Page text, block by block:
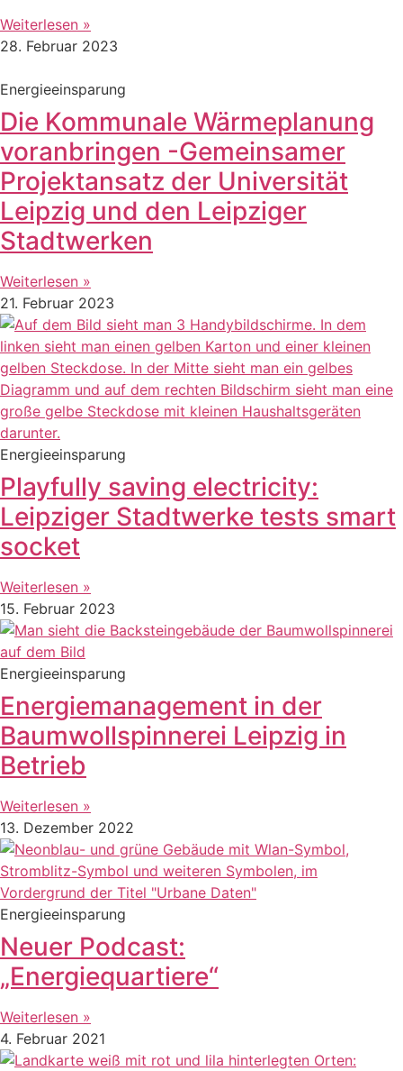
Weiterlesen »
28. Februar 2023
Energieeinsparung
Die Kommunale Wärmeplanung
voranbringen -Gemeinsamer
Projektansatz der Universität
Leipzig und den Leipziger
Stadtwerken
Weiterlesen »
21. Februar 2023
Energieeinsparung
Playfully saving electricity:
Leipziger Stadtwerke tests smart
socket
Weiterlesen »
15. Februar 2023
Energieeinsparung
Energiemanagement in der
Baumwollspinnerei Leipzig in
Betrieb
Weiterlesen »
13. Dezember 2022
Energieeinsparung
Neuer Podcast:
„Energiequartiere“
Weiterlesen »
4. Februar 2021